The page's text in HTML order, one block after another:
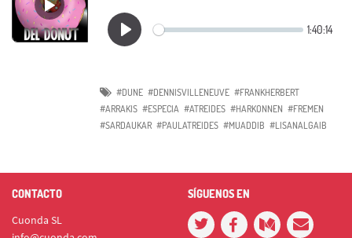
#DUNE #DENNISVILLENEUVE #FRANKHERBERT
#ARRAKIS #ESPECIA #ATREIDES #HARKONNEN #FREMEN
#SARDAUKAR #PAULATREIDES #MUADDIB #LISANALGAIB
CONTACTO
Cuonda SL
SÍGUENOS EN